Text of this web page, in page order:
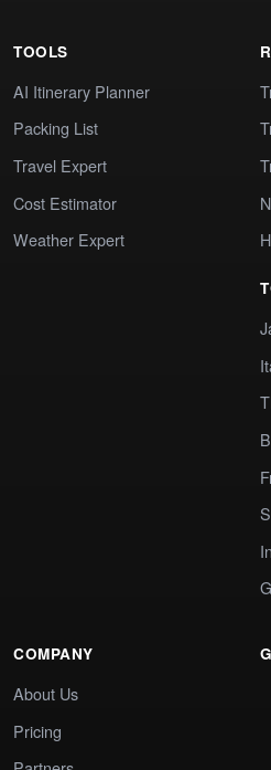
TOOLS
AI Itinerary Planner
Packing List
Travel Expert
Cost Estimator
Weather Expert
COMPANY
About Us
Pricing